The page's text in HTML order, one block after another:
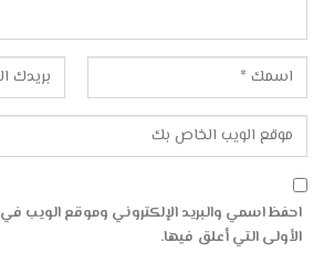
احفظ اسمي والبريد الإلكتروني وموقع الويب
الأولى التي أعلق فيها.